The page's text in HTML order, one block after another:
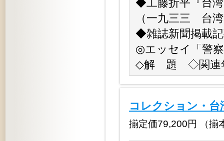
◆工藤折平『台
（一九三三 台
◆雑誌新聞掲載
◎エッセイ「警
◇解 題 ◇関連
コレクション・
揃定価79,200円 （揃